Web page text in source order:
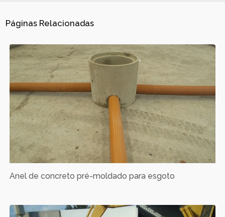
Páginas Relacionadas
Anel de concreto pré-moldado para esgoto